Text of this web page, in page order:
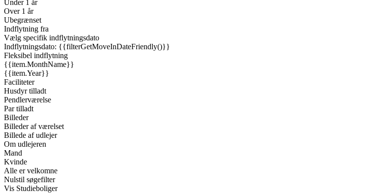
Under 1 år
Over 1 år
Ubegrænset
Indflytning fra
Vælg specifik indflytningsdato
Indflytningsdato: {{filterGetMoveInDateFriendly()}}
Fleksibel indflytning
{{item.MonthName}}
{{item.Year}}
Faciliteter
Husdyr tilladt
Pendlerværelse
Par tilladt
Billeder
Billeder af værelset
Billede af udlejer
Om udlejeren
Mand
Kvinde
Alle er velkomne
Nulstil søgefilter
Vis Studieboliger